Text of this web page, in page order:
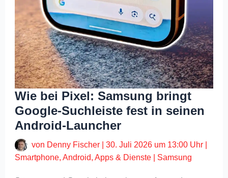
Wie bei Pixel: Samsung bringt
Google-Suchleiste fest in seinen
Android-Launcher
von Denny Fischer |30. Juli 2026 um 13:00 Uhr
Smartphone,Android,Apps & Dienste Samsung